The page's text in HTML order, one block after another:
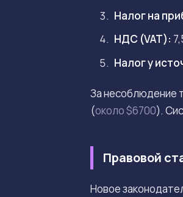
Налог на
НДС (VAT):
Налог у
За несоблюдение
(около $6700).
Правовой
Новое